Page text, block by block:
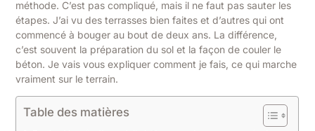
méthode. C’est pas compliqué, mais il ne faut pas sauter les
étapes. J’ai vu des terrasses bien faites et d’autres qui ont
commencé à bouger au bout de deux ans. La différence,
c’est souvent la préparation du sol et la façon de couler le
béton. Je vais vous expliquer comment je fais, ce qui marche
vraiment sur le terrain.
Table des matières